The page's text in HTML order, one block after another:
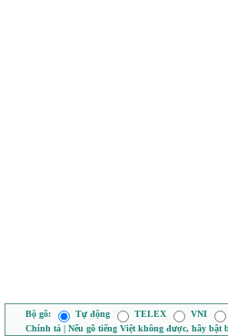
Bộ gõ: Tự động TELEX VNI
Chính tả | Nếu gõ tiếng Việt không được, hãy bật